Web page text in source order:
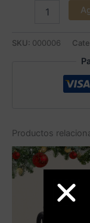
SKU: 000006
Productos